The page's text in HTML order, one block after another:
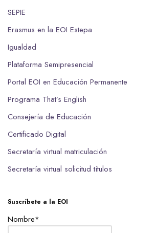
SEPIE
Erasmus en la EOI Estepa
Igualdad
Plataforma Semipresencial
Portal EOI en Educación Permanente
Programa That’s English
Consejería de Educación
Certificado Digital
Secretaría virtual matriculación
Secretaría virtual solicitud títulos
Suscríbete a la EOI
Nombre*